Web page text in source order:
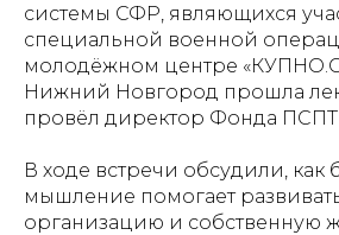
системы СФР, являющихся
специальной военной
молодёжном центре
Нижний Новгород прошла
провёл директор Фонда ПСПТ
В ходе встречи обсудили, как
мышление помогает
организацию и собственную